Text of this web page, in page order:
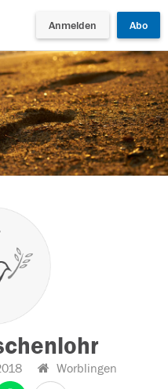
Anmelden Abo
Worblingen